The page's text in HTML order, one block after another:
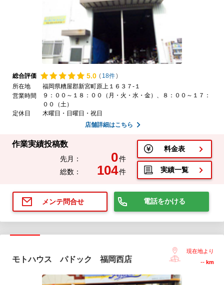
総合評価 5.0 ( 18件)
所在地
福岡県糟屋郡新宮町原上１６３７-１
営業時間
９：００～１８：００（月・火・水・金）、８：００～１７：
００（土）
定休日
木曜日・日曜日・祝日
店舗詳細はこちら
作業実績投稿数
先月： 0件
総数：
104件
料金表
実績一覧
メンテ問合せ 電話をかける
モトハウス パドック 福岡西店
現在地より
-- km